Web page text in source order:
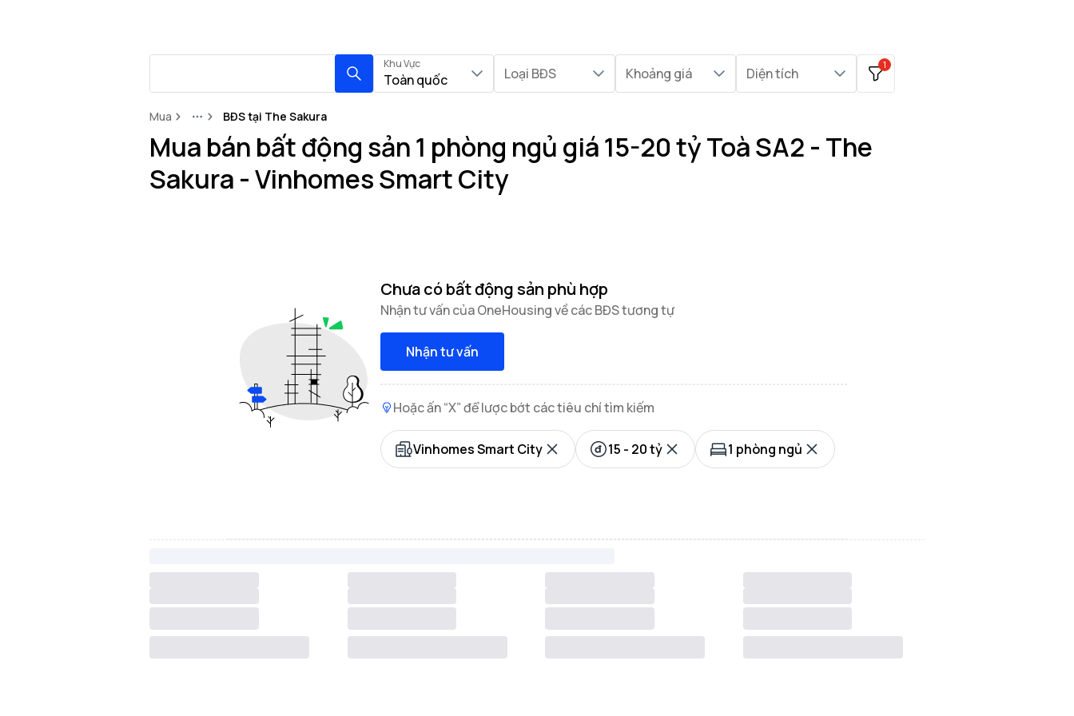
Khu Vực
Toàn quốc Loại BĐS Khoảng giá Diện tích
1
Mua MoreBĐS tại The Sakura
Mua bán bất động sản 1 phòng ngủ giá 15-20 tỷ Toà SA2 - The
Sakura - Vinhomes Smart City
Chưa có bất động sản phù hợp
Nhận tư vấn của OneHousing về các BĐS tương tự
Nhận tư vấn
Hoặc ấn “X” để lược bớt các tiêu chí tìm kiếm
Vinhomes Smart City 15 - 20 tỷ 1 phòng ngủ